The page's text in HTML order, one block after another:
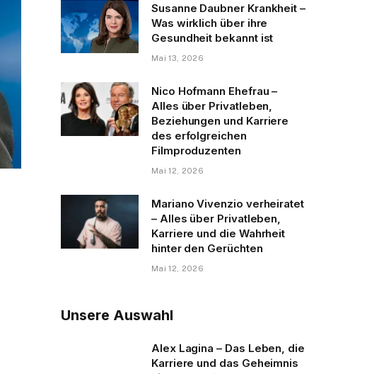
Susanne Daubner Krankheit –
Was wirklich über ihre
Gesundheit bekannt ist
Mai 13, 2026
Nico Hofmann Ehefrau –
Alles über Privatleben,
Beziehungen und Karriere
des erfolgreichen
Filmproduzenten
Mai 12, 2026
Mariano Vivenzio verheiratet
– Alles über Privatleben,
Karriere und die Wahrheit
hinter den Gerüchten
Mai 12, 2026
Unsere Auswahl
Alex Lagina – Das Leben, die
Karriere und das Geheimnis